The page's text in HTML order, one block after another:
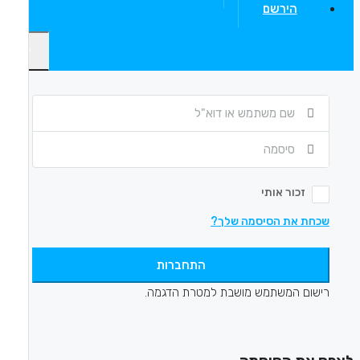
הירשם
זכור אותי
שכחת את הסיסמה שלך?
התחברות
רישום המשתמש מושבת למטרת הדגמה.